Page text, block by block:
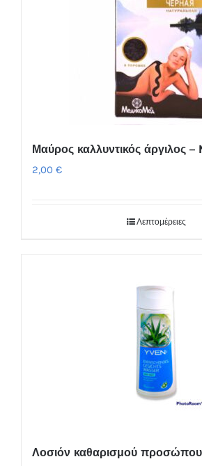
Μαύρος καλλυντικός άργιλος
2,00 €
Λεπτομέρειες
Λοσιόν καθαρισμού